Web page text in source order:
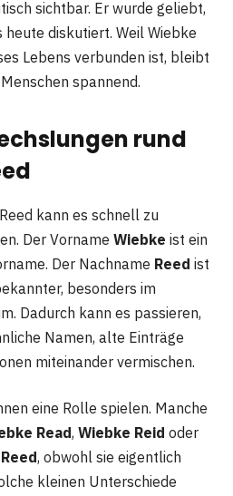
sichtbar. Er wurde geliebt,
heute diskutiert. Weil Wiebke
Lebens verbunden ist, bleibt
spannend.
rund
kann es schnell zu
Der Vorname Wiebke ist ein
Der Nachname Reed ist
besonders im
Dadurch kann es passieren,
Namen, alte Einträge
miteinander vermischen.
eine Rolle spielen. Manche
Read, Wiebke Reid oder
, obwohl sie eigentlich
kleinen Unterschiede